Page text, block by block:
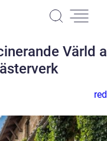
Värld